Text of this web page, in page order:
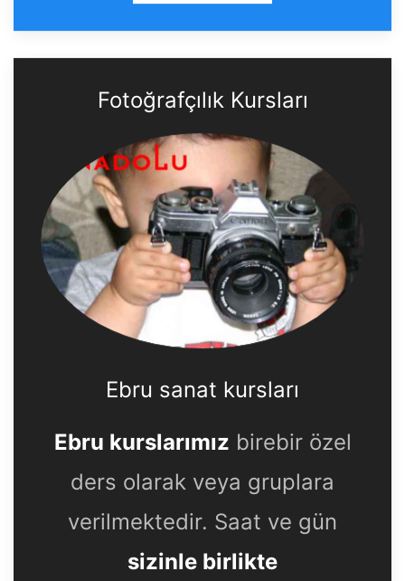
Fotoğrafçılık Kursları
Ebru sanat kursları
Ebru kurslarımız birebir özel
ders olarak veya gruplara
verilmektedir. Saat ve gün
sizinle birlikte